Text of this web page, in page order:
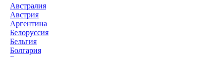
Австралия
Австрия
Аргентина
Белоруссия
Бельгия
Болгария